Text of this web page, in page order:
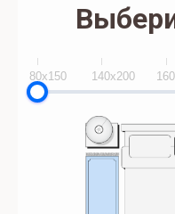
80x150 140х200